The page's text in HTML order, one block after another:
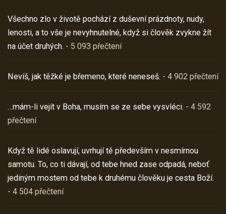
Všechno zlo v životě pochází z duševní prázdnoty, nudy,
lenosti, a to vše je nevyhnutelné, když si člověk zvykne žít
na účet druhých. - 5 093 přečtení
Nevíš, jak těžké je břemeno, které neneseš. - 4 902 přečtení
…mám-li vejít v Boha, musím se ze sebe vysvléci. - 4 592
přečtení
Když tě lidé oslavují, uvrhují tě především v nesmírnou
samotu. To, co ti dávají, od tebe hned zase odpadá, neboť
jediným mostem od tebe k druhému člověku je cesta Boží.
- 4 504 přečtení